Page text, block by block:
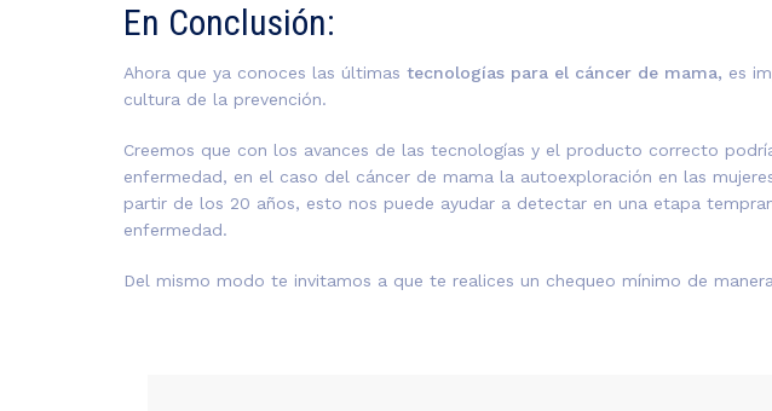
En Conclusión:
Ahora que ya conoces las últimas tecnologías para el cáncer de mama, es
cultura de la prevención.
Creemos que con los avances de las tecnologías y el producto correcto
enfermedad, en el caso del cáncer de mama la autoexploración en las
partir de los 20 años, esto nos puede ayudar a detectar en una etapa
enfermedad.
Del mismo modo te invitamos a que te realices un chequeo mínimo de